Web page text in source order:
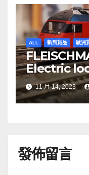
ALL 新到貨品 歐洲
Electric
SBB
11 月 14, 2023
發佈留言